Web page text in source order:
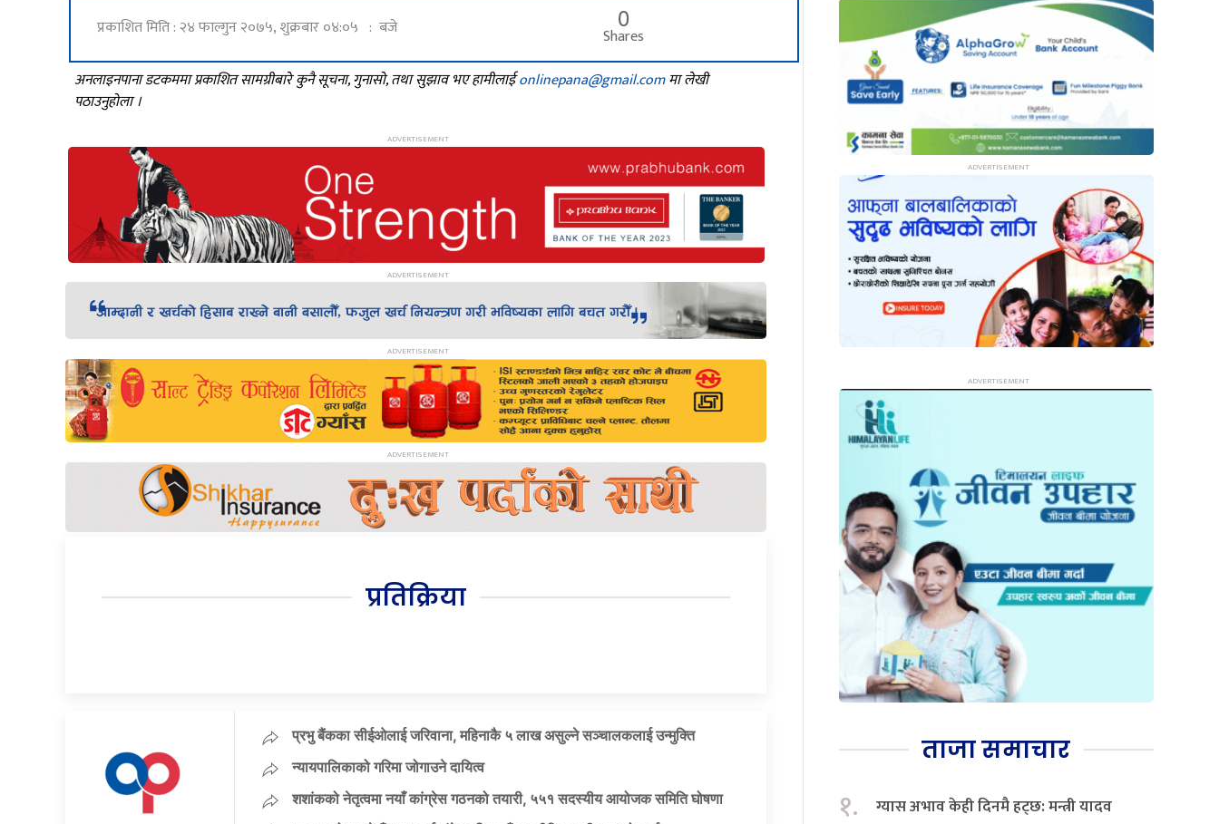
प्रकाशित मिति : २४ फाल्गुन २०७५, शुक्रबार ०४:०५ : बजे 0
Shares
अनलाइनपाना डटकममा प्रकाशित सामग्रीबारे कुनै सूचना, गुनासो, तथा सुझाव भए हामीलाईonlinepana@gmail.comमा लेखी
पठाउनुहोला ।
प्रतिक्रिया
प्रभु बैंकका सीईओलाई जरिवाना, महिनाकै ५ लाख असुल्ने सञ्चालकलाई उन्मुक्ति
न्यायपालिकाको गरिमा जोगाउने दायित्व
शशांकको नेतृत्वमा नयाँ कांग्रेस गठनको तयारी, ५५१ सदस्यीय आयोजक समिति घोषणा
ताजा समाचार
१. ग्यास अभाव केही दिनमै हट्छ: मन्त्री यादव